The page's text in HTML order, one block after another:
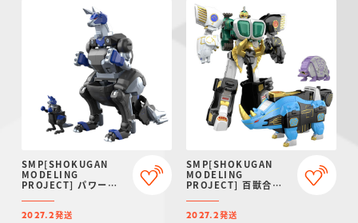
SMP[SHOKUGAN
MODELING
PROJECT] パワーア
トラ ガオワラビー【プ
レミアムバンダイ限
2027.2発送
SMP[SHOKUGAN
MODELING
PROJECT] 百獣合体
ノス＆ガオマジロ【再
販：2027年2月発送】
2027.2発送